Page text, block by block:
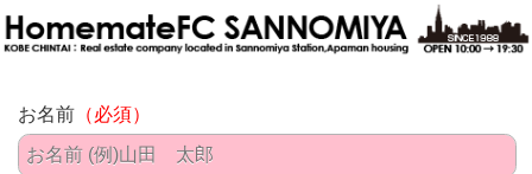
お名前 （必須）